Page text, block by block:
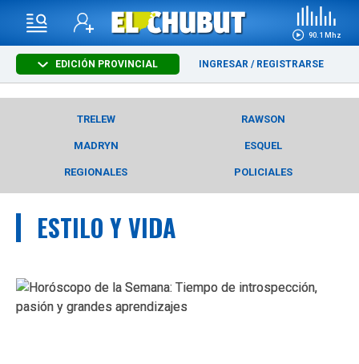
90.1 Mhz
EDICIÓN PROVINCIAL INGRESAR / REGISTRARSE
TRELEW RAWSON
MADRYN ESQUEL
REGIONALES POLICIALES
ESTILO Y VIDA